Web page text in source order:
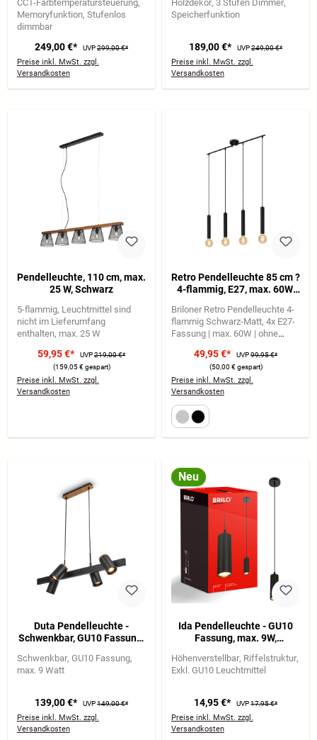
CCT-Farbtemperatursteuerung
Memoryfunktion Stufenlos
dimmbar
249,00 €* UVP299,00 €*
Preise inkl. MwSt. zzgl.
Versandkosten
Schwarz
Holzdekor 3 Stufen Dimmer
Speicherfunktion
189,00 €* UVP249,00 €*
Preise inkl. MwSt. zzgl.
Versandkosten
Pendelleuchte, 110 cm, max.
25 W, Schwarz
5-flammig Leuchtmittel sind
nicht im Lieferumfang
enthalten max. 25 W
59,95 €* UVP219,00 €*
(159,05 € gespart)
Preise inkl. MwSt. zzgl.
Versandkosten
Retro Pendelleuchte 85 cm ?
4-flammig, E27, max. 60W,
Briloner Retro Pendelleuchte 4-
flammig Schwarz-Matt 4x E27-
Fassung | max. 60W | ohne
Design mit schwebender Optik
49,95 €* UVP99,95 €*
(50,00 € gespart)
Preise inkl. MwSt. zzgl.
Versandkosten
Duta Pendelleuchte -
Schwenkbar, GU10 Fassung,
Schwenkbar GU10 Fassung
max. 9 Watt
139,00 €* UVP149,00 €*
Preise inkl. MwSt. zzgl.
Versandkosten
Neu
Ida Pendelleuchte - GU10
Fassung, max. 9W,
Höhenverstellbar Riffelstruktur
Exkl. GU10 Leuchtmittel
14,95 €* UVP17,95 €*
Preise inkl. MwSt. zzgl.
Versandkosten